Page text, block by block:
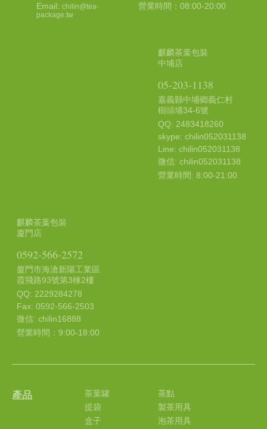
Email: chilin@tea-
package.tw
營業時間：08:00-20:00
麒麟茶葉包裝
中埔店
05-203-1138
嘉義縣中埔鄉義仁村
樹頭埔34-6號
QQ: 2483418260
skype: chilin052031138
Line: chilin052031138
微信: chilin052031138
營業時間: 8:00-21:00
麒麟茶葉包裝
廈門店
0592-566-2572
廈門市海滄新陽工業區
霞飛路93號第3棟2樓
QQ: 2229284278
Fax: 0592-566-2503
微信: chilin16888
營業時間：9:00-18:00
產品
茶葉罐
提袋
盒子
茶點
製茶用具
泡茶用具